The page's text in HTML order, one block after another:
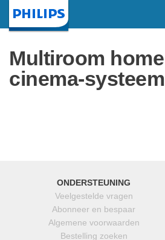
Multiroom home
cinema-systeem
ONDERSTEUNING
Veelgestelde vragen
Abonneer en bespaar
Algemene voorwaarden
Bestelling zoeken